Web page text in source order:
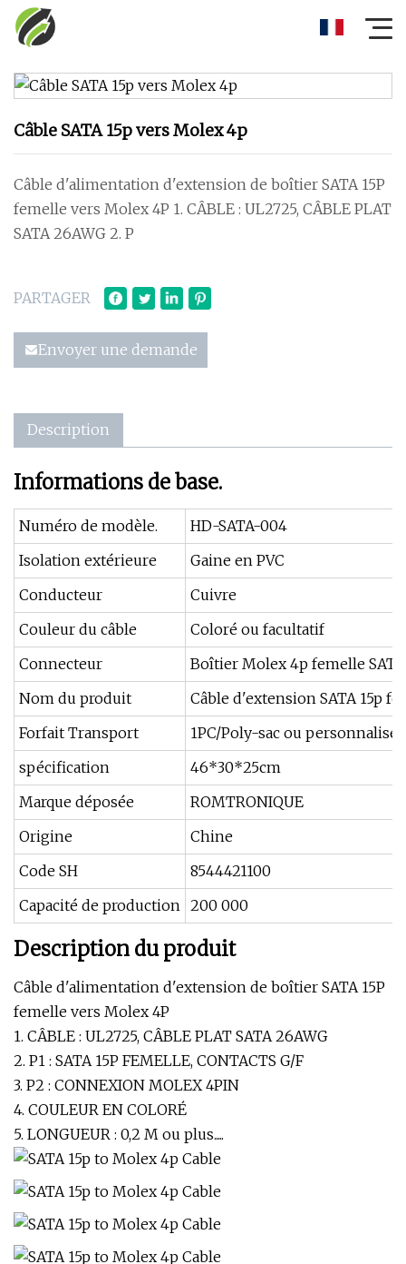
Câble SATA 15p vers Molex 4p
Câble d'alimentation d'extension de boîtier SATA 15P
femelle vers Molex 4P 1. CÂBLE : UL2725, CÂBLE PLAT
SATA 26AWG 2. P
PARTAGER
Envoyer une demande
Description
Informations de base.
Numéro de modèle.
HD-SATA-004
Isolation extérieure
Gaine en PVC
Conducteur
Cuivre
Couleur du câble
Coloré ou facultatif
Connecteur
Boîtier Molex 4p femelle SATA
Nom du produit
Câble d'extension SATA 15p
Forfait Transport
1PC/Poly-sac ou personnalisé
spécification
46*30*25cm
Marque déposée
ROMTRONIQUE
Origine
Chine
Code SH
8544421100
Capacité de production 200 000
Description du produit
Câble d'alimentation d'extension de boîtier SATA 15P
femelle vers Molex 4P
1. CÂBLE : UL2725, CÂBLE PLAT SATA 26AWG
2. P1 : SATA 15P FEMELLE, CONTACTS G/F
3. P2 : CONNEXION MOLEX 4PIN
4. COULEUR EN COLORÉ
5. LONGUEUR : 0,2 M ou plus.....